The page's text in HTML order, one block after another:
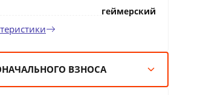
геймерский
ВЗНОСА